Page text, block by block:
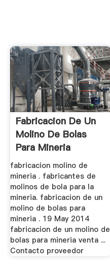
Fabricacion De Un
Molino De Bolas
Para Mineria
fabricacion molino de
mineria . fabricantes de
molinos de bola para la
mineria. fabricacion de un
molino de bolas para
mineria . 19 May 2014
fabricacion de un molino de
bolas para mineria venta ...
Contacto proveedor